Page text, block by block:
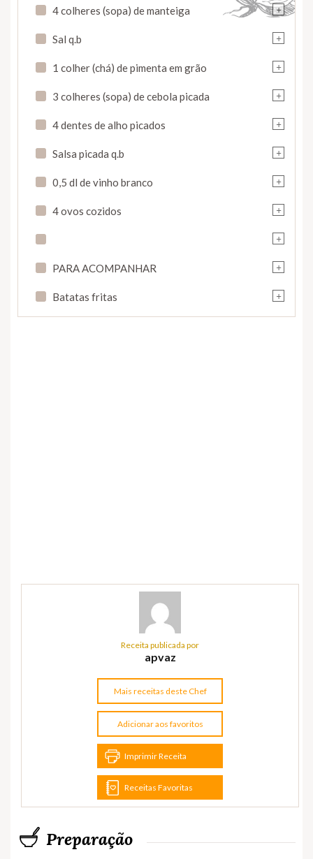
+
4 colheres (sopa) de manteiga
+
Sal q.b
+
1 colher (chá) de pimenta em grão
+
3 colheres (sopa) de cebola picada
+
4 dentes de alho picados
+
Salsa picada q.b
+
0,5 dl de vinho branco
+
4 ovos cozidos
+
+
PARA ACOMPANHAR
+
Batatas fritas
Receita publicada por
apvaz
Mais receitas deste Chef
Adicionar aos favoritos
Imprimir Receita
Receitas Favoritas
Preparação